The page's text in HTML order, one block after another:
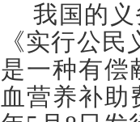
我国的
《实行公
是一种有偿
血营养补助